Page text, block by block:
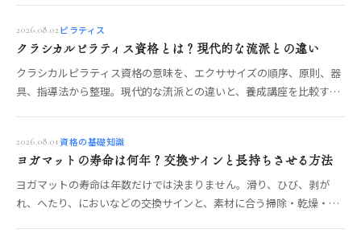
2026.08.02ピラティス
クラシカルピラティス資格とは？現代的な流派との違い
クラシカルピラティス資格の意味を、エクササイズの順序、原則、器
具、指導法から整理。現代的な流派との違いと、養成講座を比較する
2026.08.01 資格の基礎知識
ヨガマットの寿命は何年？交換サインと長持ちさせる方法
ヨガマットの寿命は年数だけでは決まりません。滑り、ひび、剥が
れ、へたり、においなどの交換サインと、素材に合う掃除・乾燥・保